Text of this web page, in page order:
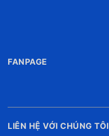
FANPAGE
LIÊN HỆ VỚI CHÚNG TÔI